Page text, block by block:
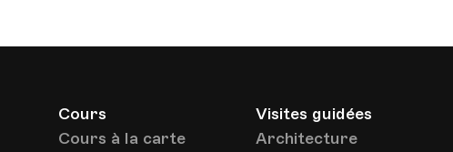
Cours
Cours à la carte
Visites guidées
Architecture